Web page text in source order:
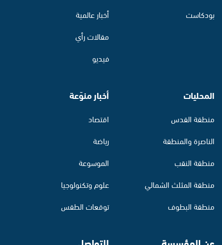
بودكاست
أخبار عالمية
مقالات رأي
فيديو
المحليات
منطقة القدس
الناصرة والمنطقة
منطقة النقب
منطقة المثلث الشمالي
منطقة البطوف
أخبار منوّعة
اقتصاد
رياضة
الموسوعة
علوم وتكنولوجيا
توقعات الطقس